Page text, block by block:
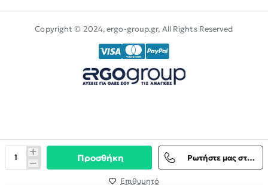
Προσθήκη Ρωτήστε μας στο Viber
Επιθυμητό
Copyright © 2024, ergo-group.gr, All Rights Reserved